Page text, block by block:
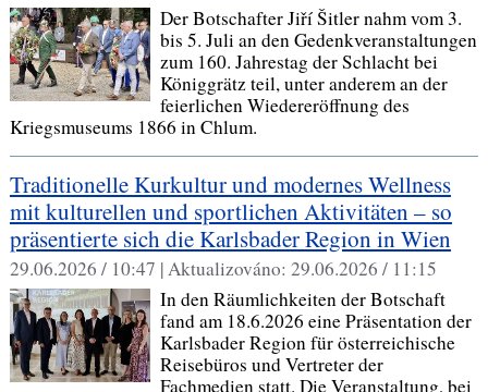
Der Botschafter Jiří Šitler nahm vom 3.
bis 5. Juli an den Gedenkveranstaltungen
zum 160. Jahrestag der Schlacht bei
Königgrätz teil, unter anderem an der
feierlichen Wiedereröffnung des
Kriegsmuseums 1866 in Chlum.
Traditionelle Kurkultur und modernes Wellness
mit kulturellen und sportlichen Aktivitäten – so
präsentierte sich die Karlsbader Region in Wien
29.06.2026 / 10:47 |Aktualizováno: 29.06.2026 / 11:15
In den Räumlichkeiten der Botschaft
fand am 18.6.2026 eine Präsentation der
Karlsbader Region für österreichische
Reisebüros und Vertreter der
Fachmedien statt. Die Veranstaltung, bei